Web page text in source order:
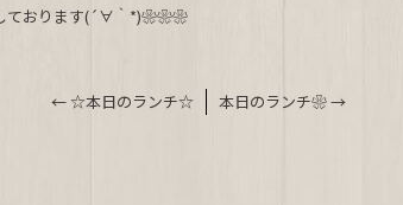
ております(´∀｀*)❀❀❀
←☆本日のランチ☆ 本日のランチ❀→